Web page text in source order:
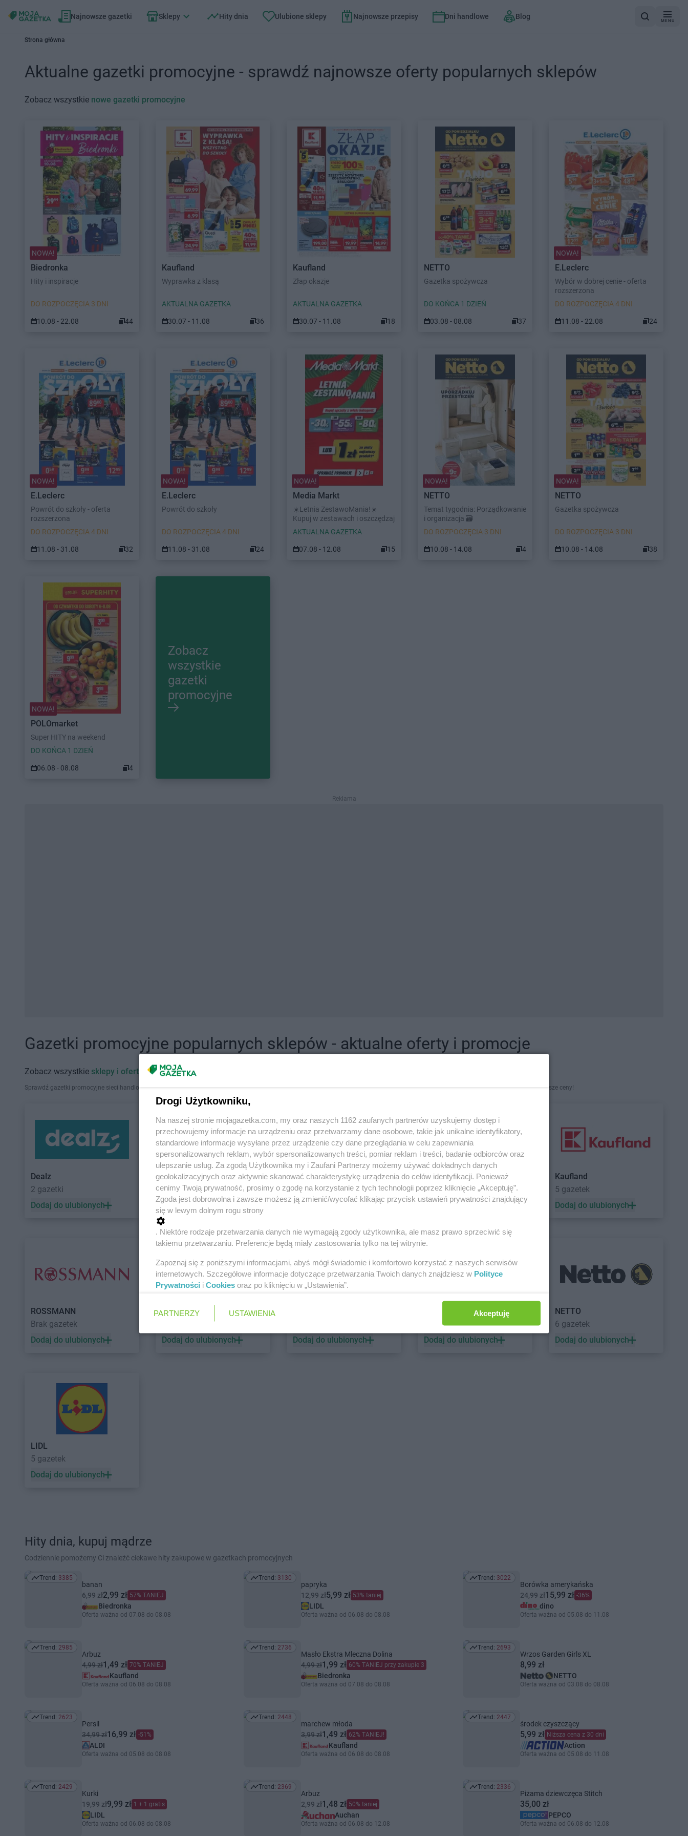
Najnowsze gazetki Sklepy Hity dnia Ulubione sklepy Najnowsze przepisy Dni handlowe Blog
MENU
Strona główna
Aktualne gazetki promocyjne - sprawdź najnowsze oferty popularnych sklepów
Zobacz wszystkie nowe gazetki promocyjne
NOWA!
Biedronka
Hity i inspiracje
DO ROZPOCZĘCIA 3 DNI
10.08 - 22.08 44
Kaufland
Wyprawka z klasą
AKTUALNA GAZETKA
30.07 - 11.08 36
Kaufland
Złap okazje
AKTUALNA GAZETKA
30.07 - 11.08 18
NETTO
Gazetka spożywcza
DO KOŃCA 1 DZIEŃ
03.08 - 08.08 37
NOWA!
E.Leclerc
Wybór w dobrej cenie - oferta
rozszerzona
DO ROZPOCZĘCIA 4 DNI
11.08 - 22.08 24
NOWA!
E.Leclerc
Powrót do szkoły - oferta
rozszerzona
DO ROZPOCZĘCIA 4 DNI
11.08 - 31.08 32
NOWA!
E.Leclerc
Powrót do szkoły
DO ROZPOCZĘCIA 4 DNI
11.08 - 31.08 24
NOWA!
Media Markt
☀️Letnia ZestawoMania!☀️
Kupuj w zestawach i oszczędzaj
AKTUALNA GAZETKA
07.08 - 12.08 15
NOWA!
NETTO
Temat tygodnia: Porządkowanie
i organizacja 🗃️
DO ROZPOCZĘCIA 3 DNI
10.08 - 14.08 4
NOWA!
NETTO
Gazetka spożywcza
DO ROZPOCZĘCIA 3 DNI
10.08 - 14.08 38
NOWA!
POLOmarket
Super HITY na weekend
DO KOŃCA 1 DZIEŃ
06.08 - 08.08 4
Zobacz
wszystkie
gazetki
promocyjne
Reklama
Gazetki promocyjne popularnych sklepów - aktualne oferty i promocje
Zobacz wszystkie sklepy i oferty promocyjne
Sprawdź gazetki promocyjne sieci handlowych, które działają w Polsce. Znajdziesz tutaj sklepy należące do lokalnych sieci oraz duże, znane super- i hipermarkety. Najlepsze promocje i najniższe ceny!
Dealz
2 gazetki
Dodaj do ulubionych
POLOmarket
11 gazetek
Dodaj do ulubionych
PEPCO
1 gazetka
Dodaj do ulubionych
dino
2 gazetki
Dodaj do ulubionych
Kaufland
5 gazetek
Dodaj do ulubionych
ROSSMANN
Brak gazetek
Dodaj do ulubionych
Auchan
Dodaj do ulubionych
Dodaj do ulubionych
12 gazetek
Dodaj do ulubionych
NETTO
6 gazetek
Dodaj do ulubionych
LIDL
5 gazetek
Dodaj do ulubionych
Hity dnia, kupuj mądrze
Codziennie pomożemy Ci znaleźć ciekawe hity zakupowe w gazetkach promocyjnych
Trend: 3385
Trend: 3385
banan
6,99 zł2,99 zł 57% TANIEJ
Biedronka
Oferta ważna od 07.08 do 08.08
Trend: 3130
Trend: 3130
papryka
12,99 zł5,99 zł 53% taniej
LIDL
Oferta ważna od 06.08 do 08.08
Trend: 3022
Trend: 3022
Borówka amerykańska
24,99 zł15,99 zł -36%
dino
Oferta ważna od 05.08 do 11.08
Trend: 2985
Trend: 2985
Arbuz
4,99 zł1,49 zł 70% TANIEJ
Kaufland
Oferta ważna od 06.08 do 08.08
Trend: 2736
Trend: 2736
Masło Ekstra Mleczna Dolina
4,99 zł1,99 zł 60% TANIEJ przy zakupie 3
Biedronka
Oferta ważna od 07.08 do 08.08
Trend: 2693
Trend: 2693
Wrzos Garden Girls XL
8,99 zł
NETTO
Oferta ważna od 03.08 do 08.08
Trend: 2623
Trend: 2623
Persil
34,99 zł16,99 zł -51%
ALDI
Oferta ważna od 05.08 do 08.08
Trend: 2448
Trend: 2448
marchew młoda
3,99 zł1,49 zł 62% TANIEJ!
Kaufland
Oferta ważna od 06.08 do 08.08
Trend: 2447
Trend: 2447
środek czyszczący
5,99 zł Niższa cena z 30 dni
Action
Oferta ważna od 05.08 do 11.08
Trend: 2429
Trend: 2429
Kurki
19,99 zł9,99 zł 1 + 1 gratis
LIDL
Oferta ważna od 06.08 do 08.08
Trend: 2369
Trend: 2369
Arbuz
2,99 zł1,48 zł 50% taniej
Auchan
Oferta ważna od 06.08 do 12.08
Trend: 2336
Trend: 2336
Piżama dziewczęca Stitch
35,00 zł
PEPCO
Oferta ważna od 06.08 do 12.08
Drogi Użytkowniku,
Na naszej stronie mojagazetka.com, my oraz naszych 1162 zaufanych partnerów uzyskujemy dostęp i
przechowujemy informacje na urządzeniu oraz przetwarzamy dane osobowe, takie jak unikalne identyfikatory,
standardowe informacje wysyłane przez urządzenie czy dane przeglądania w celu zapewniania
spersonalizowanych reklam, wybór spersonalizowanych treści, pomiar reklam i treści, badanie odbiorców oraz
ulepszanie usług. Za zgodą Użytkownika my i Zaufani Partnerzy możemy używać dokładnych danych
geolokalizacyjnych oraz aktywnie skanować charakterystykę urządzenia do celów identyfikacji. Ponieważ
cenimy Twoją prywatność, prosimy o zgodę na korzystanie z tych technologii poprzez kliknięcie „Akceptuję”.
Zgoda jest dobrowolna i zawsze możesz ją zmienić/wycofać klikając przycisk ustawień prywatności znajdujący
się w lewym dolnym rogu strony
. Niektóre rodzaje przetwarzania danych nie wymagają zgody użytkownika, ale masz prawo sprzeciwić się
takiemu przetwarzaniu. Preferencje będą miały zastosowania tylko na tej witrynie.
Zapoznaj się z poniższymi informacjami, abyś mógł świadomie i komfortowo korzystać z naszych serwisów
internetowych. Szczegółowe informacje dotyczące przetwarzania Twoich danych znajdziesz w Polityce
Prywatności i Cookies oraz po kliknięciu w „Ustawienia”.
PARTNERZY USTAWIENIA Akceptuję